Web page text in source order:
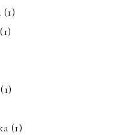
(1)
(1)
(1)
(1)